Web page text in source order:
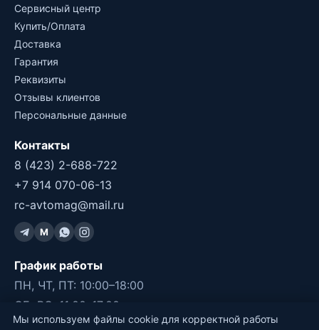
Сервисный центр
Купить/Оплата
Доставка
Гарантия
Реквизиты
Отзывы клиентов
Персональные данные
Контакты
8 (423) 2-688-722
+7 914 070-06-13
rc-avtomag@mail.ru
M
График работы
ПН, ЧТ, ПТ: 10:00–18:00
СБ, ВС: 11:00–17:00
ВТ, СР: ВЫХОДНОЙ
Мы используем файлы cookie для корректной работы